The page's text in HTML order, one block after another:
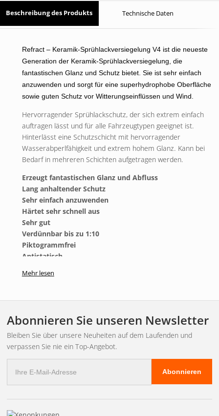
Beschreibung des Produkts Technische Daten
Refract – Keramik-Sprühlackversiegelung V4 ist die neueste
Generation der Keramik-Sprühlackversiegelung, die
fantastischen Glanz und Schutz bietet. Sie ist sehr einfach
anzuwenden und sorgt für eine superhydrophobe Oberfläche
sowie guten Schutz vor Witterungseinflüssen und Wind.
Hervorragender Sprühlackschutz, der sich extrem einfach
auftragen lässt und für alle Fahrzeugtypen geeignet ist.
Hinterlässt eine Schutzschicht mit hervorragender
Wasserabperlfähigkeit und extrem hohem Glanz. Kann bei
Bedarf in mehreren Schichten aufgetragen werden.
Erzeugt fantastischen Glanz und Abfluss
Lang anhaltender Schutz
Sehr einfach anzuwenden
Härtet sehr schnell aus
Sehr gut
Verdünnbar bis zu 1:10
Piktogrammfrei
Antistatisch
Anwendung von Refract – Keramik-Sprühlackschutz v4:
2. Trocknen Sie das Auto mit einem unserer Trockentücher.
3. Refract mit ein paar Spritzern Wasser auf ein
Mikrofasertuch geben und flächig verteilen. Das Tuch
Mehr lesen
Abonnieren Sie unseren Newsletter
Bleiben Sie über unsere Neuheiten auf dem Laufenden und
verpassen Sie nie ein Top-Angebot.
Mail
Adresse
Abonnieren